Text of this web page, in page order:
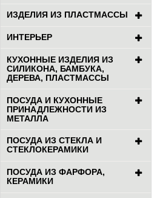
ИЗДЕЛИЯ ИЗ ПЛАСТМАССЫ
ИНТЕРЬЕР
КУХОННЫЕ ИЗДЕЛИЯ ИЗ
СИЛИКОНА, БАМБУКА,
ДЕРЕВА, ПЛАСТМАССЫ
ПОСУДА И КУХОННЫЕ
ПРИНАДЛЕЖНОСТИ ИЗ
МЕТАЛЛА
ПОСУДА ИЗ СТЕКЛА И
СТЕКЛОКЕРАМИКИ
ПОСУДА ИЗ ФАРФОРА,
КЕРАМИКИ